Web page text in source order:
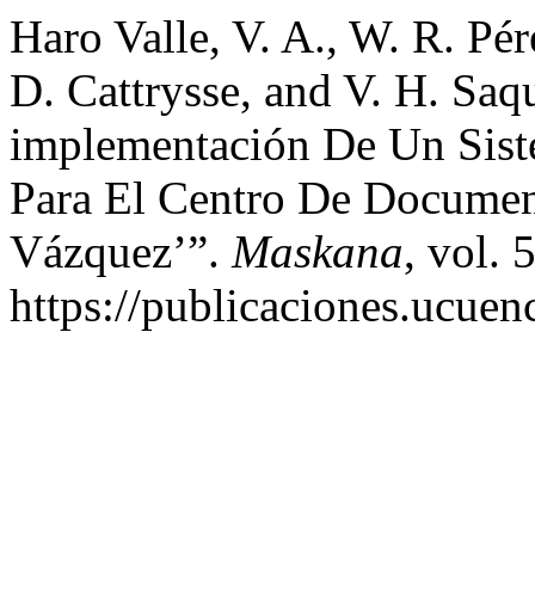
Haro Valle, V. A., W. R.
D. Cattrysse, and V. H.
implementación De Un
Para El Centro De
Vázquez’”. Maskana, vol.
https://